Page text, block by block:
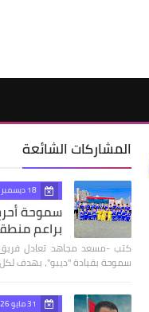
المشاركات الشائعة
18 ديسمبر 2023
سموحة
براعم
سموحة بقيادة "ديبو"، بهدف
31 مايو 2026